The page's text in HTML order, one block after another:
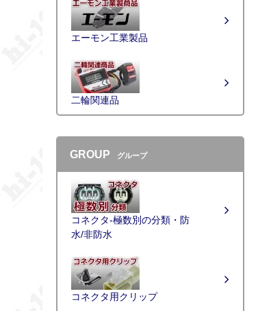
エーモン工業製品
二輪関連品
GROUP グループ
コネクタ-極数別の分類・防
水/非防水
コネクタ用クリップ